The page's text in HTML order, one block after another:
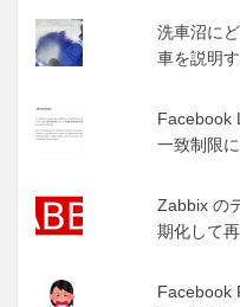
洗車沼に
車を説明
Facebook
一致制限
Zabbix の
期化して
Facebook